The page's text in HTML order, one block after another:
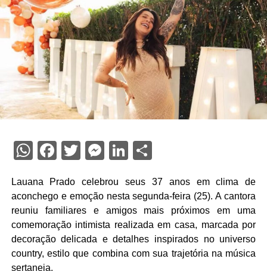
WhatsApp
Facebook
Twitter
Messenger
LinkedIn
Share
Lauana Prado celebrou seus 37 anos em clima de
aconchego e emoção nesta segunda-feira (25). A cantora
reuniu familiares e amigos mais próximos em uma
comemoração intimista realizada em casa, marcada por
decoração delicada e detalhes inspirados no universo
country, estilo que combina com sua trajetória na música
sertaneja.